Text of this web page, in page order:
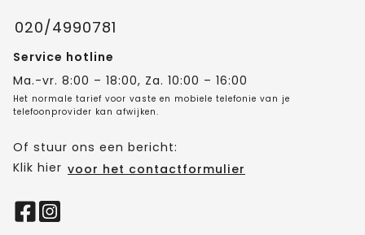
020/4990781
Service hotline
Ma.-vr. 8:00 – 18:00, Za. 10:00 – 16:00
Het normale tarief voor vaste en mobiele telefonie van je
telefoonprovider kan afwijken.
Of stuur ons een bericht:
Klik hier voor het contactformulier